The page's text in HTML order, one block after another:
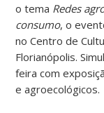
o tema Redes
consumo, o
no Centro de
Florianópolis.
feira com
e agroecológicos.